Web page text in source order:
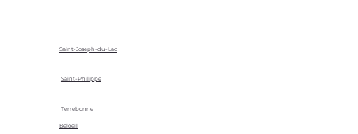
Saint-Joseph-du-Lac
Saint-Philippe
Terrebonne
Beloeil